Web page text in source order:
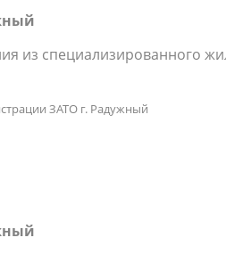
из специализированного
ЗАТО г. Радужный